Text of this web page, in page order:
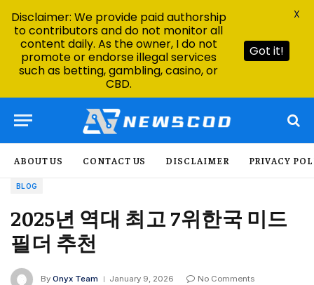
ABOUT US CONTACT US DISCLAIMER PRIVACY
BLOG
2025년 역대 최고 7위한국 미드
필더 추천
By Onyx Team January 9, 2026
No Comments
Disclaimer: We provide paid authorship
to contributors and do not monitor all
content daily. As the owner, I do not
promote or endorse illegal services
such as betting, gambling, casino, or
CBD.
Got it!
X